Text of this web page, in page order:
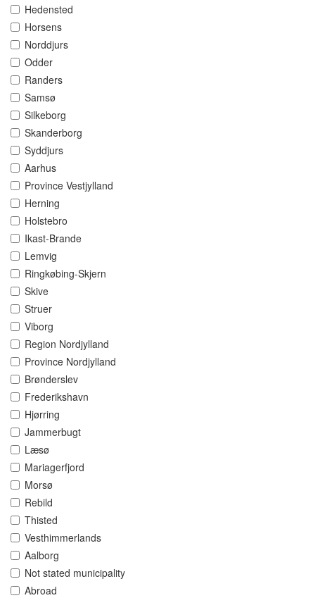
Hedensted
Horsens
Norddjurs
Odder
Randers
Samsø
Silkeborg
Skanderborg
Syddjurs
Aarhus
Province Vestjylland
Herning
Holstebro
Ikast-Brande
Lemvig
Ringkøbing-Skjern
Skive
Struer
Viborg
Region Nordjylland
Province Nordjylland
Brønderslev
Frederikshavn
Hjørring
Jammerbugt
Læsø
Mariagerfjord
Morsø
Rebild
Thisted
Vesthimmerlands
Aalborg
Not stated municipality
Abroad